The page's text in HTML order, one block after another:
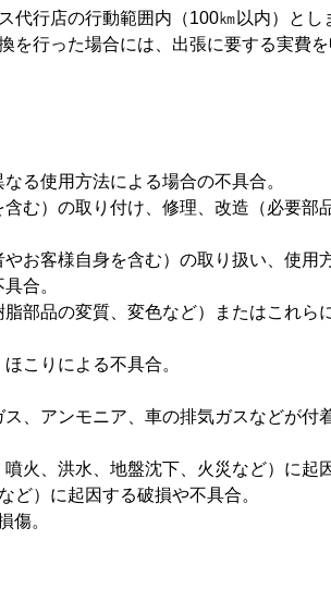
行店の行動範囲内（100㎞以内）とし
行った場合には、出張に要する実費を
る使用方法による場合の不具合。
む）の取り付け、修理、改造（必要部
お客様自身を含む）の取り扱い、使用
合。
部品の変質、変色など）またはこれら
こりによる不具合。
、アンモニア、車の排気ガスなどが
火、洪水、地盤沈下、火災など）に起
ど）に起因する破損や不具合。
傷。